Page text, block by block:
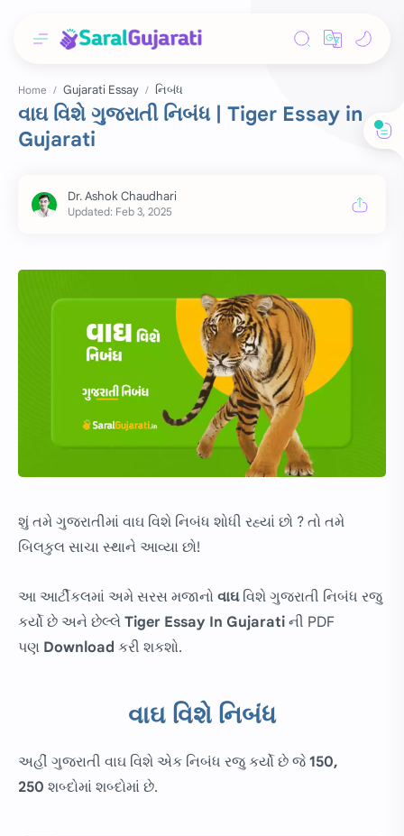
Home Gujarati Essay નિબંધ
વાઘ વિશે ગુજરાતી નિબંધ | Tiger Essay in
Gujarati
શું તમે ગુજરાતીમાં વાઘ વિશે નિબંધ શોધી રહ્યાં છો ? તો તમે
બિલકુલ સાચા સ્થાને આવ્યા છો!
આ આર્ટીકલમાં અમે સરસ મજાનો વાઘ વિશે ગુજરાતી નિબંધ રજુ
કર્યો છે અને છેલ્લે Tiger Essay In Gujarati ની PDF
પણ Download કરી શકશો.
વાઘ વિશે નિબંધ
અહીં ગુજરાતી વાઘ વિશે એક નિબંધ રજુ કર્યો છે જે 150,
250 શબ્દોમાં શબ્દોમાં છે.